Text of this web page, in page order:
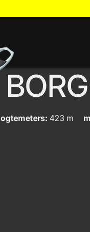
423 m